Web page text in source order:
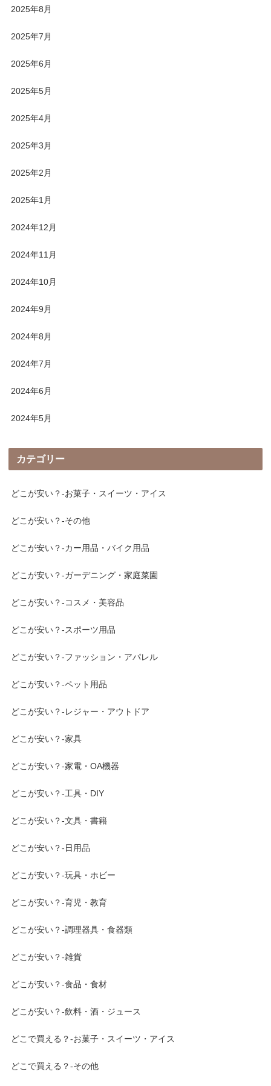
2025年8月
2025年7月
2025年6月
2025年5月
2025年4月
2025年3月
2025年2月
2025年1月
2024年12月
2024年11月
2024年10月
2024年9月
2024年8月
2024年7月
2024年6月
2024年5月
カテゴリー
どこが安い？-お菓子・スイーツ・アイス
どこが安い？-その他
どこが安い？-カー用品・バイク用品
どこが安い？-ガーデニング・家庭菜園
どこが安い？-コスメ・美容品
どこが安い？-スポーツ用品
どこが安い？-ファッション・アパレル
どこが安い？-ペット用品
どこが安い？-レジャー・アウトドア
どこが安い？-家具
どこが安い？-家電・OA機器
どこが安い？-工具・DIY
どこが安い？-文具・書籍
どこが安い？-日用品
どこが安い？-玩具・ホビー
どこが安い？-育児・教育
どこが安い？-調理器具・食器類
どこが安い？-雑貨
どこが安い？-食品・食材
どこが安い？-飲料・酒・ジュース
どこで買える？-お菓子・スイーツ・アイス
どこで買える？-その他